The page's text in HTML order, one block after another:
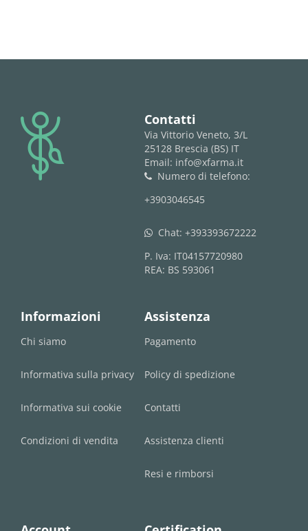
logo Contatti
Via Vittorio Veneto, 3/L
25128 Brescia (BS) IT
Email: info@xfarma.it
phone
Numero di telefono:
+3903046545
whatsapp Chat: +393393672222
P. Iva: IT04157720980
REA: BS 593061
Informazioni
Chi siamo
Informativa sulla privacy
Informativa sui cookie
Condizioni di vendita
Assistenza
Pagamento
Policy di spedizione
Contatti
Assistenza clienti
Resi e rimborsi